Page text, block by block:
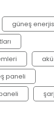
güneş
paneli